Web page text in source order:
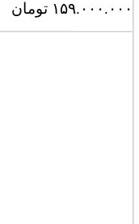
۱۵۹.۰۰۰.۰۰۰ تومان